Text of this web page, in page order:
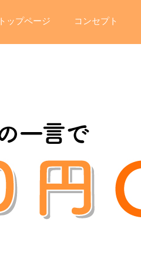
トップページ コンセプト